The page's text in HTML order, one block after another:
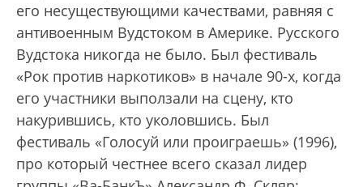
его несуществующими качествами, равняя с
антивоенным Вудстоком в Америке. Русского
Вудстока никогда не было. Был фестиваль
«Рок против наркотиков» в начале 90-х, когда
его участники выползали на сцену, кто
накурившись, кто уколовшись. Был
фестиваль «Голосуй или проиграешь» (1996),
про который честнее всего сказал лидер